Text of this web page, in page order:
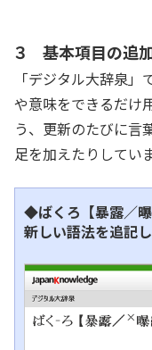
３ 基本項目の追
「デジタル大辞泉
や意味をできるだけ
う、更新のたびに言
足を加えたりしていま
◆ばくろ【暴露／
新しい語法を追記し